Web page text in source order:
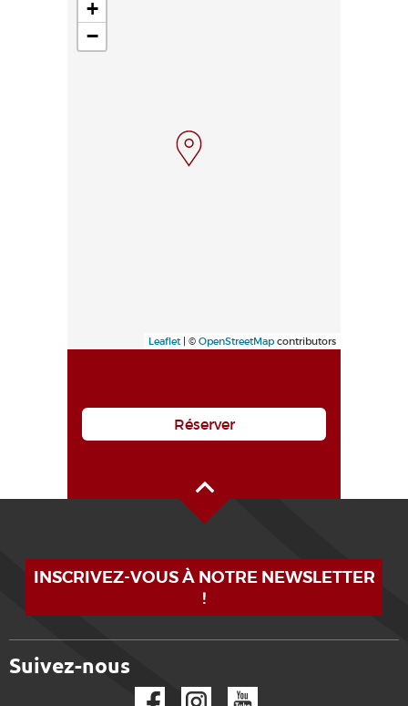
+
−
Leaflet| © OpenStreetMap contributors
Réserver
INSCRIVEZ-VOUS À NOTRE NEWSLETTER
!
Suivez-nous